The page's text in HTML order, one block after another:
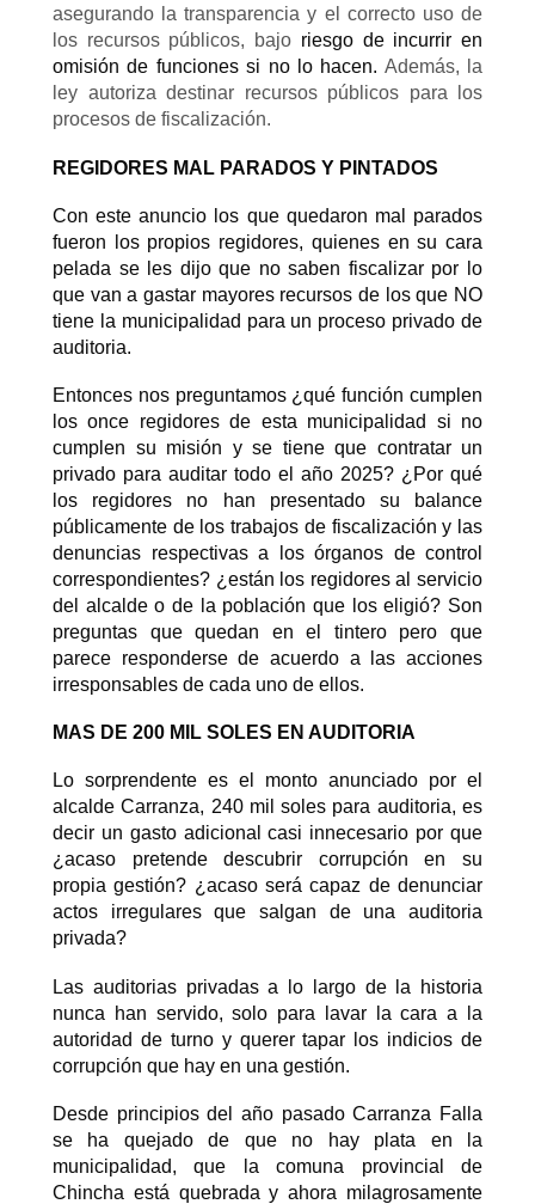
asegurando la transparencia y el correcto uso de
los recursos públicos, bajo riesgo de incurrir en
omisión de funciones si no lo hacen. Además, la
ley autoriza destinar recursos públicos para los
procesos de fiscalización.
REGIDORES MAL PARADOS Y PINTADOS
Con este anuncio los que quedaron mal parados
fueron los propios regidores, quienes en su cara
pelada se les dijo que no saben fiscalizar por lo
que van a gastar mayores recursos de los que NO
tiene la municipalidad para un proceso privado de
auditoria.
Entonces nos preguntamos ¿qué función cumplen
los once regidores de esta municipalidad si no
cumplen su misión y se tiene que contratar un
privado para auditar todo el año 2025? ¿Por qué
los regidores no han presentado su balance
públicamente de los trabajos de fiscalización y las
denuncias respectivas a los órganos de control
correspondientes? ¿están los regidores al servicio
del alcalde o de la población que los eligió? Son
preguntas que quedan en el tintero pero que
parece responderse de acuerdo a las acciones
irresponsables de cada uno de ellos.
MAS DE 200 MIL SOLES EN AUDITORIA
Lo sorprendente es el monto anunciado por el
alcalde Carranza, 240 mil soles para auditoria, es
decir un gasto adicional casi innecesario por que
¿acaso pretende descubrir corrupción en su
propia gestión? ¿acaso será capaz de denunciar
actos irregulares que salgan de una auditoria
privada?
Las auditorias privadas a lo largo de la historia
nunca han servido, solo para lavar la cara a la
autoridad de turno y querer tapar los indicios de
corrupción que hay en una gestión.
Desde principios del año pasado Carranza Falla
se ha quejado de que no hay plata en la
municipalidad, que la comuna provincial de
Chincha está quebrada y ahora milagrosamente